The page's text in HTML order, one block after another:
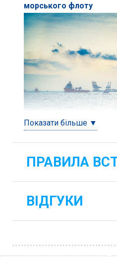
морського флоту
Морська Академія в
отримати диплом за
Експлуатація портів і
Польщі від 830 €
Щецін , дзвоніть зараз
Показати більше ▼
ПРАВИЛА
ВІДГУКИ